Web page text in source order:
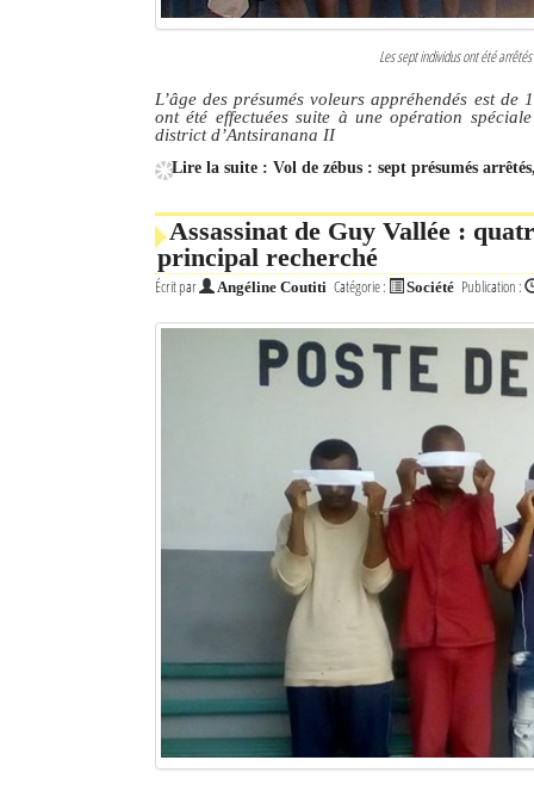
Les sept individus ont été
L’âge des présumés voleurs appréhendés est
ont été effectuées suite à une opération
district d’Antsiranana II
Lire la suite : Vol de zébus : sept présumés
Assassinat de Guy Vallée :
principal recherché
Écrit par Angéline Coutiti Catégorie : Société Publication :